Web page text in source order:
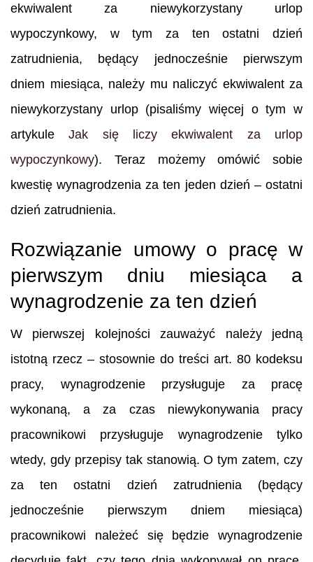
ekwiwalent za niewykorzystany urlop
wypoczynkowy, w tym za ten ostatni dzień
zatrudnienia, będący jednocześnie pierwszym
dniem miesiąca, należy mu naliczyć ekwiwalent za
niewykorzystany urlop (pisaliśmy więcej o tym w
artykuleJak się liczy ekwiwalent za urlop
wypoczynkowy). Teraz możemy omówić sobie
kwestię wynagrodzenia za ten jeden dzień – ostatni
dzień zatrudnienia.
Rozwiązanie umowy o pracę w
pierwszym dniu miesiąca a
wynagrodzenie za ten dzień
W pierwszej kolejności zauważyć należy jedną
istotną rzecz – stosownie do treści art. 80 kodeksu
pracy, wynagrodzenie przysługuje za pracę
wykonaną, a za czas niewykonywania pracy
pracownikowi przysługuje wynagrodzenie tylko
wtedy, gdy przepisy tak stanowią. O tym zatem, czy
za ten ostatni dzień zatrudnienia (będący
jednocześnie pierwszym dniem miesiąca)
pracownikowi należeć się będzie wynagrodzenie